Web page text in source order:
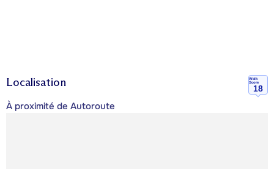
Localisation
Walk
Score
18
À proximité de Autoroute